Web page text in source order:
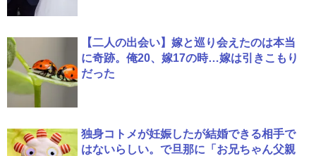
【二人の出会い】嫁と巡り会えたのは本当
に奇跡。俺20、嫁17の時…嫁は引きこもり
だった
独身コトメが妊娠したが結婚できる相手で
はないらしい。で旦那に「お兄ちゃん父親